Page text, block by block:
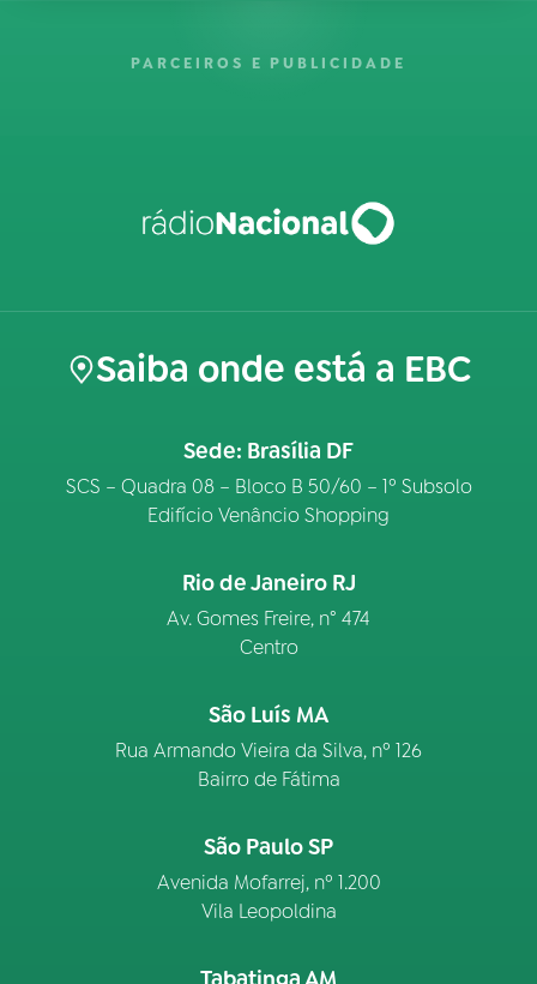
PARCEIROS E PUBLICIDADE
Saiba onde está a EBC
Sede: Brasília DF
SCS – Quadra 08 – Bloco B 50/60 – 1º Subsolo
Edifício Venâncio Shopping
Rio de Janeiro RJ
Av. Gomes Freire, n° 474
Centro
São Luís MA
Rua Armando Vieira da Silva, nº 126
Bairro de Fátima
São Paulo SP
Avenida Mofarrej, nº 1.200
Vila Leopoldina